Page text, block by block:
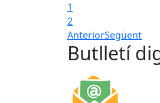
1
2
AnteriorSegüent
Butlletí